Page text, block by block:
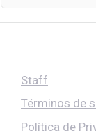
Staff
Términos de
Política de